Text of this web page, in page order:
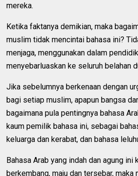
mereka.
Ketika faktanya demikian, maka
muslim tidak mencintai bahasa ini?
menjaga, menggunakan dalam
menyebarluaskan ke seluruh belahan
Jika sebelumnya berkenaan dengan
bagi setiap muslim, apapun bangsa
bagaimana pula pentingnya bahasa
kaum pemilik bahasa ini, sebagai
keluarga dan kerabat, dan bahasa
Bahasa Arab yang indah dan agung ini
berkembang, maju dan tersebar,